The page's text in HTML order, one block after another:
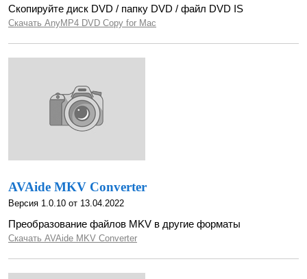
Скопируйте диск DVD / папку DVD / файл DVD IS
Скачать AnyMP4 DVD Copy for Mac
AVAide MKV Converter
Версия 1.0.10 от 13.04.2022
Преобразование файлов MKV в другие форматы
Скачать AVAide MKV Converter